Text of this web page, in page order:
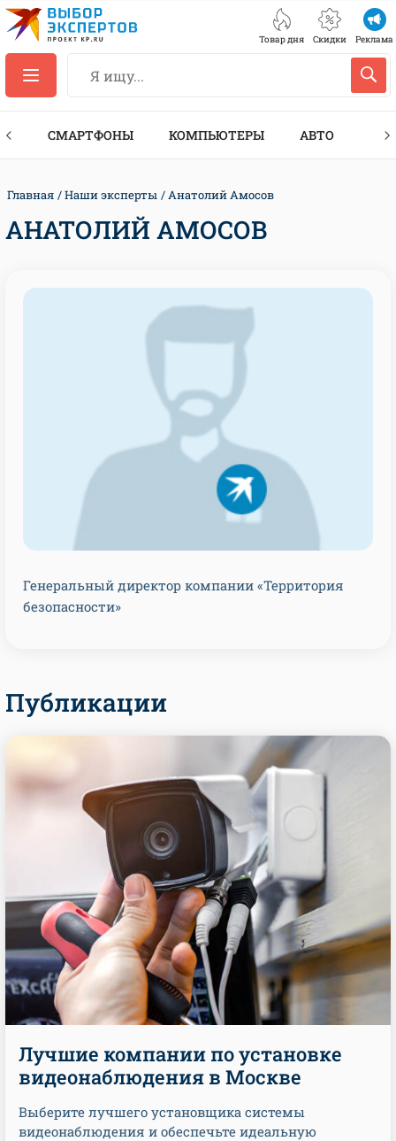
Товар дня Скидки Реклама
СМАРТФОНЫ КОМПЬЮТЕРЫ АВТО
Главная Наши эксперты Анатолий Амосов
АНАТОЛИЙ АМОСОВ
Генеральный директор компании «Территория
безопасности»
Публикации
Лучшие компании по установке
видеонаблюдения в Москве
Выберите лучшего установщика системы
видеонаблюдения и обеспечьте идеальную